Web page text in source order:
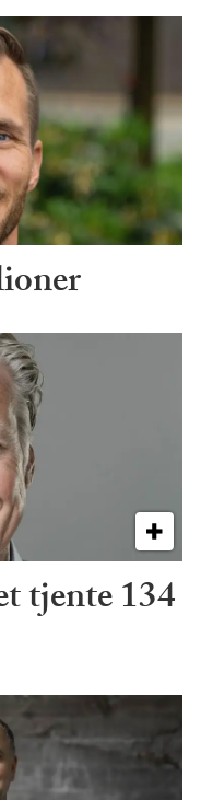
tjente 134